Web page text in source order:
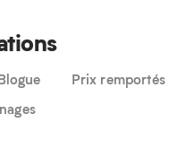
Prix remportés